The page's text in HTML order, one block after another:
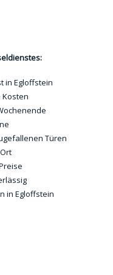
in Egloffstein
Türen
in Egloffstein